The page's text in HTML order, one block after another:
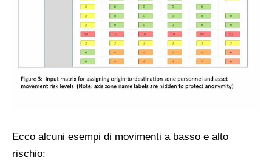
Ecco alcuni esempi di movimenti a basso e alto
rischio: